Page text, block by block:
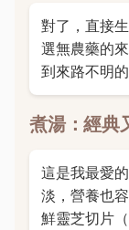
對了，直接
選無農藥的
到來路不明的
煮湯：經典
這是我最愛
淡，營養也
鮮靈芝切片